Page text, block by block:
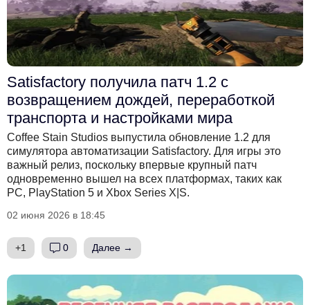
Satisfactory получила патч 1.2 с
возвращением дождей, переработкой
транспорта и настройками мира
Coffee Stain Studios выпустила обновление 1.2 для
симулятора автоматизации Satisfactory. Для игры это
важный релиз, поскольку впервые крупный патч
одновременно вышел на всех платформах, таких как
PC, PlayStation 5 и Xbox Series X|S.
02 июня 2026 в 18:45
+1 0 Далее →